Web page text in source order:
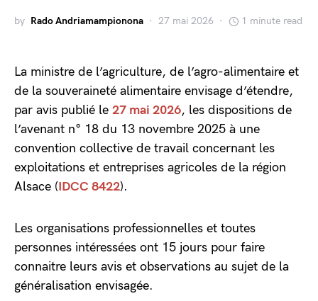
by Rado Andriamampionona 27 mai 2026 1 minute read
La ministre de l’agriculture, de l’agro-alimentaire et
de la souveraineté alimentaire envisage d’étendre,
par avis publié le 27 mai 2026, les dispositions de
l’avenant n° 18 du 13 novembre 2025 à une
convention collective de travail concernant les
exploitations et entreprises agricoles de la région
Alsace (IDCC 8422).
Les organisations professionnelles et toutes
personnes intéressées ont 15 jours pour faire
connaitre leurs avis et observations au sujet de la
généralisation envisagée.